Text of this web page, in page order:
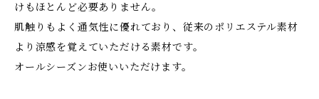
けもほとんど必要ありません。
肌触りもよく通気性に優れており、従来のポリエステル素材
より涼感を覚えていただける素材です。
オールシーズンお使いいただけます。